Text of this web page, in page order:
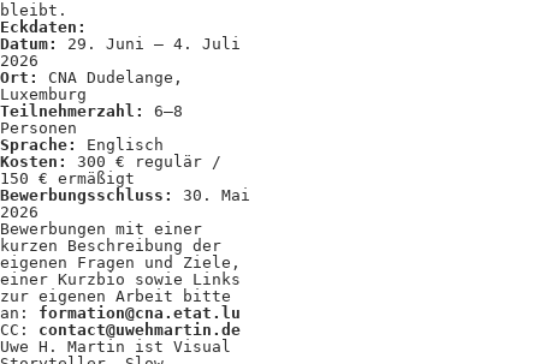
Kooperationen
Wissen A-Z
Login
bleibt.
Eckdaten:
Datum:
29. Juni – 4. Juli
2026
Ort:
CNA Dudelange,
Luxemburg
Teilnehmerzahl:
6–8
Personen
Sprache:
Englisch
Kosten:
300 € regulär /
150 € ermäßigt
Bewerbungsschluss:
30. Mai
2026
Bewerbungen mit einer
kurzen Beschreibung der
eigenen Fragen und Ziele,
einer Kurzbio sowie Links
zur eigenen Arbeit bitte
an: formation@cna.etat.lu
CC: contact@uwehmartin.de
Uwe H. Martin ist Visual